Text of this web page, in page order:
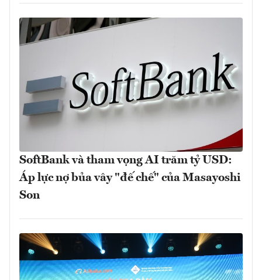
SoftBank và tham vọng AI trăm tỷ USD:
Áp lực nợ bủa vây "đế chế" của Masayoshi
Son